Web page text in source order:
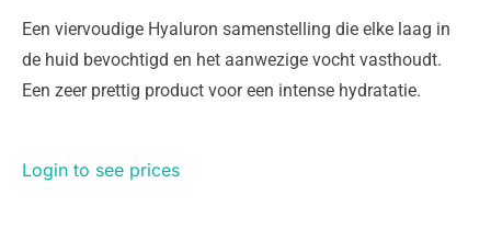
Een viervoudige Hyaluron samenstelling die elke laag in
de huid bevochtigd en het aanwezige vocht vasthoudt.
Een zeer prettig product voor een intense hydratatie.
Login to see prices